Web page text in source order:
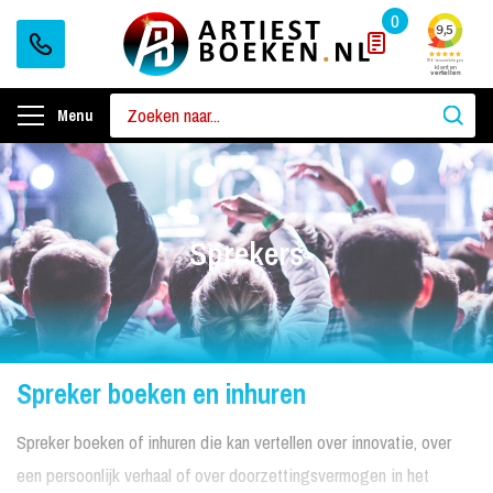
0
Menu
Sprekers
Spreker boeken en inhuren
Spreker boeken of inhuren die kan vertellen over innovatie, over
een persoonlijk verhaal of over doorzettingsvermogen in het